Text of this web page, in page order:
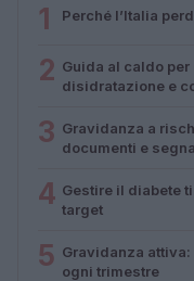
1 Perché l’Italia
2 Guida al caldo
disidratazione e
3 Gravidanza a
documenti e
4 Gestire il diabete
target
5 Gravidanza
ogni trimestre